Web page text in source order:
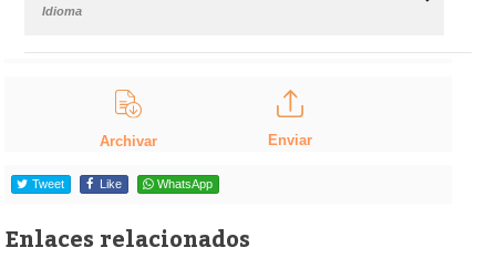
Idioma
Archivar Enviar
Tweet Like WhatsApp
Enlaces relacionados